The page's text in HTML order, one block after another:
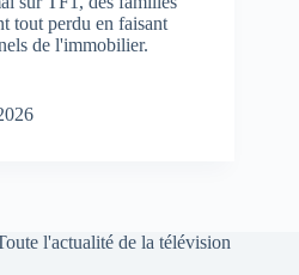
tout perdu en faisant
de l'immobilier.
l'actualité de la télévision